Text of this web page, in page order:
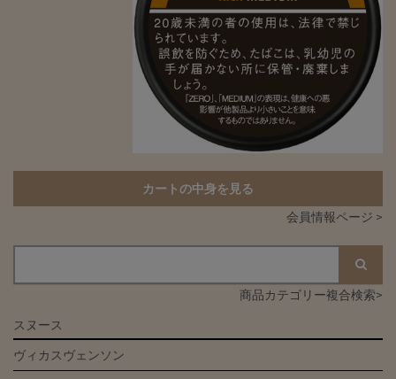
カートの中身を見る
会員情報ページ >
商品カテゴリー複合検索>
スヌース
ヴィカスヴェンソン